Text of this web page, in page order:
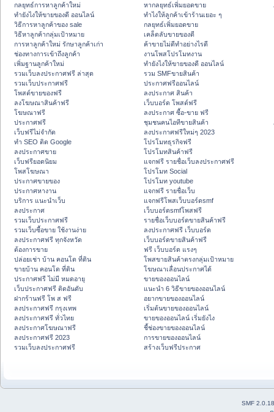
กลยุทธ์การหาลูกค้าใหม่
ทํายังไงให้ขายของดี ออนไลน์
วิธีการหาลูกค้าของ sale
วิธีหาลูกค้ากลุ่มเป้าหมาย
การหาลูกค้าใหม่ รักษาลูกค้าเก่า
ช่องทางการเข้าถึงลูกค้า
เพิ่มฐานลูกค้าใหม่
รวมเว็บลงประกาศฟรี ล่าสุด
รวมเว็บประกาศฟรี
โพสต์ขายของฟรี
ลงโฆษณาสินค้าฟรี
โฆษณาฟรี
ประกาศฟรี
เว็บฟรีไม่จำกัด
ทำ SEO ติด Google
ลงประกาศขาย
เว็บฟรียอดนิยม
โพสโฆษณา
ประกาศขายของ
ประกาศหางาน
บริการ แนะนำเว็บ
ลงประกาศ
รวมเว็บประกาศฟรี
รวมเว็บซื้อขาย ใช้งานง่าย
ลงประกาศฟรี ทุกจังหวัด
ต้องการขาย
ปล่อยเช่า บ้าน คอนโด ที่ดิน
ขายบ้าน คอนโด ที่ดิน
ประกาศฟรี ไม่มี หมดอายุ
เว็บประกาศฟรี ติดอันดับ
ฝากร้านฟรี โพ ส ฟรี
ลงประกาศฟรี กรุงเทพ
ลงประกาศฟรี ทั่วไทย
ลงประกาศโฆษณาฟรี
ลงประกาศฟรี 2023
รวมเว็บลงประกาศฟรี
หากลยุทธ์เพิ่มยอดขาย
ทําไงให้ลูกค้าเข้าร้านเยอะ ๆ
กลยุทธ์เพิ่มยอดขาย
เคล็ดลับขายของดี
ค้าขายไม่ดีทำอย่างไรดี
งานโพสโปรโมทงาน
ทํายังไงให้ขายของดี ออนไลน์
รวม SMFขายสินค้า
ประกาศฟรีออนไลน์
ลงประกาศ สินค้า
เว็บบอร์ด โพสต์ฟรี
ลงประกาศ ซื้อ-ขาย ฟรี
ชุมชนคนไอทีขายสินค้า
ลงประกาศฟรีใหม่ๆ 2023
โปรโมทธุรกิจฟรี
โปรโมทสินค้าฟรี
แจกฟรี รายชื่อเว็บลงประกาศฟรี
โปรโมท Social
โปรโมท youtube
แจกฟรี รายชื่อเว็บ
แจกฟรีโพสเว็บบอร์ดsmf
เว็บบอร์ดsmfโพสฟรี
รายชื่อเว็บบอร์ดขายสินค้าฟรี
ลงประกาศฟรี เว็บบอร์ด
เว็บบอร์ดขายสินค้าฟรี
ฟรี เว็บบอร์ด แรงๆ
โพสขายสินค้าตรงกลุ่มเป้าหมาย
โฆษณาเลื่อนประกาศได้
ขายของออนไลน์
แนะนำ 6 วิธีขายของออนไลน์
อยากขายของออนไลน์
เริ่มต้นขายของออนไลน์
ขายของออนไลน์ เริ่มยังไง
ชี้ช่องขายของออนไลน์
การขายของออนไลน์
สร้างเว็บฟรีประกาศ
SMF 2.0.18